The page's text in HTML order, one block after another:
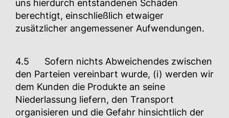
uns hierdurch entstandenen Schäden
berechtigt, einschließlich etwaiger
zusätzlicher angemessener Aufwendungen.
4.5 Sofern nichts Abweichendes zwischen
den Parteien vereinbart wurde, (i) werden wir
dem Kunden die Produkte an seine
Niederlassung liefern, den Transport
organisieren und die Gefahr hinsichtlich der